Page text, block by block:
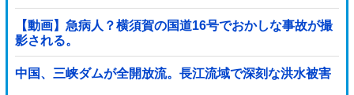
【動画】急病人？横須賀の国道16号でおかしな事故が撮
影される。
中国、三峡ダムが全開放流。長江流域で深刻な洪水被害